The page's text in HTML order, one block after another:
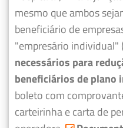
mesmo que ambos
beneficiário de
"empresário individual"
necessários para
beneficiários de plano
boleto com
carteirinha e carta de